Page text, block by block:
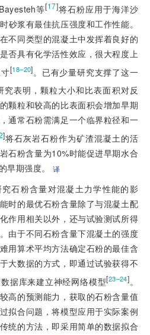
等[17]将石粉应用于海洋沙
砂浆有最佳抗压强度和工作性能。
不同类型的混凝土中发挥着良好的
否具有化学活性效应，很大程度上
[18–20]。已有少量研究支撑了这一
究表明，颗粒大小和比表面积对反
颗粒和较高的比表面积会增加早期
通常石粉需满足一个临界粒径和一
]将石灰岩石粉作为矿渣混凝土的活
石粉含量为10%时能促进早期水合
早期强度。 译
石粉含量对混凝土力学性能的影
时的最优石粉含量除了与混凝土配
作用相关以外，还与试验测试所得
由于不同石粉含量下混凝土的强度
用算术平均方法确定石粉的最佳含
大数据的方式，即通过试验获得不
据库来建立神经网络模型[23–24]。
高的预测能力，获取的石粉含量值
拟合问题，将模型应用于实际案例
统的方法，即采用简单的数据拟合